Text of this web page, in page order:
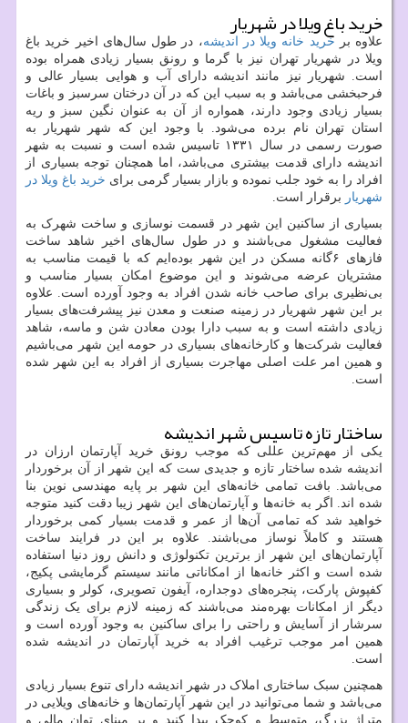
خرید باغ ویلا در شهریار
علاوه بر خرید خانه ویلا در اندیشه، در طول سال‌های اخیر خرید باغ
ویلا در شهریار تهران نیز با گرما و رونق بسیار زیادی همراه بوده
است. شهریار نیز مانند اندیشه دارای آب و هوایی بسیار عالی و
فرحبخشی می‌باشد و به سبب این که در آن درختان سرسبز و باغات
بسیار زیادی وجود دارند، همواره از آن به عنوان نگین سبز و ریه
استان تهران نام برده می‌شود. با وجود این که شهر شهریار به
صورت رسمی در سال ۱۳۳۱ تاسیس شده است و نسبت به شهر
اندیشه دارای قدمت بیشتری می‌باشد، اما همچنان توجه بسیاری از
افراد را به خود جلب نموده و بازار بسیار گرمی برای خرید باغ ویلا در
شهریار برقرار است.
بسیاری از ساکنین این شهر در قسمت نوسازی و ساخت شهرک به
فعالیت مشغول می‌باشند و در طول سال‌های اخیر شاهد ساخت
فازهای ۶گانه مسکن در این شهر بوده‌ایم که با قیمت مناسب به
مشتریان عرضه می‌شوند و این موضوع امکان بسیار مناسب و
بی‌نظیری برای صاحب خانه شدن افراد به وجود آورده است. علاوه
بر این شهر شهریار در زمینه صنعت و معدن نیز پیشرفت‌های بسیار
زیادی داشته است و به سبب دارا بودن معادن شن و ماسه، شاهد
فعالیت شرکت‌ها و کارخانه‌های بسیاری در حومه این شهر می‌باشیم
و همین امر علت اصلی مهاجرت بسیاری از افراد به این شهر شده
است.
ساختار تازه تاسیس شهر اندیشه
یکی از مهم‌ترین عللی که موجب رونق خرید آپارتمان ارزان در
اندیشه شده ساختار تازه و جدیدی ست که این شهر از آن برخوردار
می‌باشد. بافت تمامی خانه‌های این شهر بر پایه مهندسی نوین بنا
شده اند. اگر به خانه‌ها و آپارتمان‌های این شهر زیبا دقت کنید متوجه
خواهید شد که تمامی آن‌ها از عمر و قدمت بسیار کمی برخوردار
هستند و کاملاً نوساز می‌باشند. علاوه بر این در فرایند ساخت
آپارتمان‌های این شهر از برترین تکنولوژی و دانش روز دنیا استفاده
شده است و اکثر خانه‌ها از امکاناتی مانند سیستم گرمایشی پکیج،
کفپوش پارکت، پنجره‌های دوجداره، آیفون تصویری، کولر و بسیاری
دیگر از امکانات بهره‌مند می‌باشند که زمینه لازم برای یک زندگی
سرشار از آسایش و راحتی را برای ساکنین به وجود آورده است و
همین امر موجب ترغیب افراد به خرید آپارتمان در اندیشه شده
است.
همچنین سبک ساختاری املاک در شهر اندیشه دارای تنوع بسیار زیادی
می‌باشد و شما می‌توانید در این شهر آپارتمان‌ها و خانه‌های ویلایی در
متراژ بزرگ، متوسط و کوچک پیدا کنید و بر مبنای توان مالی و